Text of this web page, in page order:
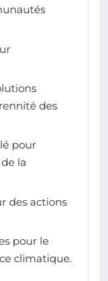
des
pour
la
des actions
pour le
climatique.